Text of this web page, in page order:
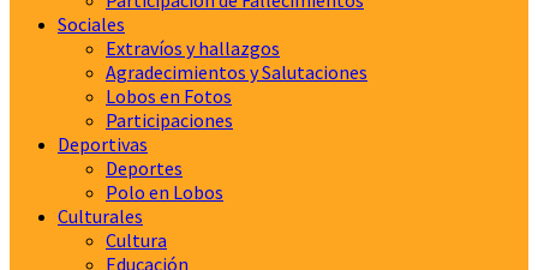
Sociales
Extravíos y hallazgos
Agradecimientos y Salutaciones
Lobos en Fotos
Participaciones
Deportivas
Deportes
Polo en Lobos
Culturales
Cultura
Educación